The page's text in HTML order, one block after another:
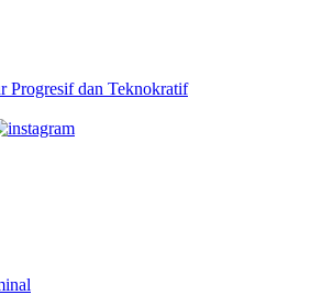
Progresif dan Teknokratif